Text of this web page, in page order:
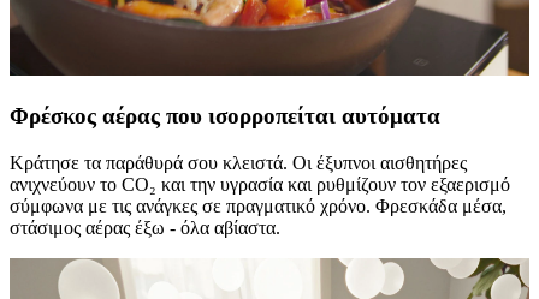
Φρέσκος αέρας που ισορροπείται αυτόματα
Κράτησε τα παράθυρά σου κλειστά. Οι έξυπνοι αισθητήρες
ανιχνεύουν το CO₂ και την υγρασία και ρυθμίζουν τον εξαερισμό
σύμφωνα με τις ανάγκες σε πραγματικό χρόνο. Φρεσκάδα μέσα,
στάσιμος αέρας έξω - όλα αβίαστα.